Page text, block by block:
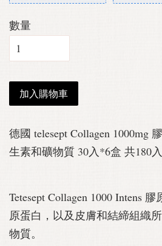
數量
加入購物車
德國 telesept Collagen 1000mg
生素和礦物質 30入*6盒 共180
Tetesept Collagen 1000 Intens
原蛋白，以及皮膚和結締組織
物質。